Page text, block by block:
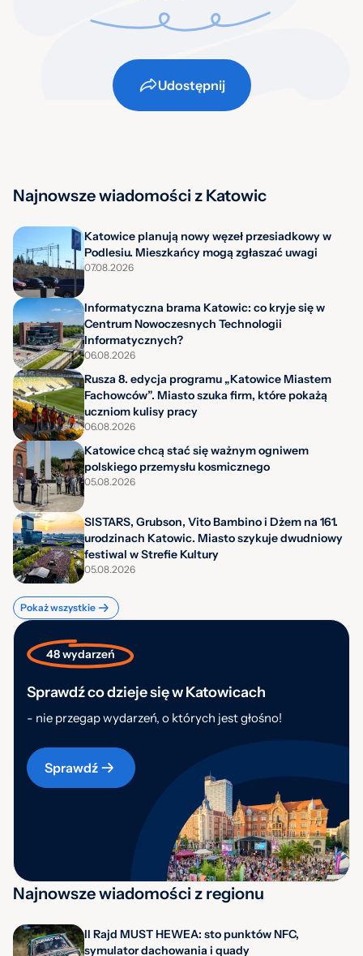
Udostępnij
Najnowsze wiadomości z Katowic
Katowice planują nowy węzeł przesiadkowy w
Podlesiu. Mieszkańcy mogą zgłaszać uwagi
07.08.2026
Informatyczna brama Katowic: co kryje się w
Centrum Nowoczesnych Technologii
Informatycznych?
06.08.2026
Rusza 8. edycja programu „Katowice Miastem
Fachowców”. Miasto szuka firm, które pokażą
uczniom kulisy pracy
06.08.2026
Katowice chcą stać się ważnym ogniwem
polskiego przemysłu kosmicznego
05.08.2026
SISTARS, Grubson, Vito Bambino i Dżem na 161.
urodzinach Katowic. Miasto szykuje dwudniowy
festiwal w Strefie Kultury
05.08.2026
Pokaż wszystkie
48 wydarzeń
Sprawdź co dzieje się w Katowicach
- nie przegap wydarzeń, o których jest głośno!
Sprawdź
Najnowsze wiadomości z regionu
II Rajd MUST HEWEA: sto punktów NFC,
symulator dachowania i quady